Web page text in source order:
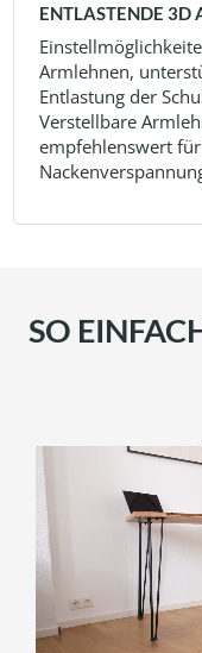
ENTLASTENDE 3D
Armlehnen,
Entlastung der
Verstellbare
empfehlenswert
SO